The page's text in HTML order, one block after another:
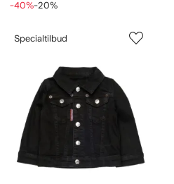
-40%-20%
Specialtilbud